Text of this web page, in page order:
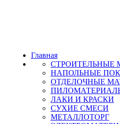
Главная
СТРОИТЕЛЬНЫЕ
НАПОЛЬНЫЕ
ОТДЕЛОЧНЫЕ
ЛАКИ И КРАСКИ
СУХИЕ СМЕСИ
МЕТАЛЛОТОРГ